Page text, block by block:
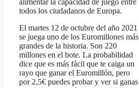
alimentar la capacidad de juego entre
todos los ciudadanos de Europa.
El martes 12 de octubre del año 2021
se juega uno de los Euromillones más
grandes de la historia. Son 220
millones en el bote. La probabilidad
dice que es más fácil que te caiga un
rayo que ganar el Euromillón, pero
por 2,5€ puedes probar y ver si ganas